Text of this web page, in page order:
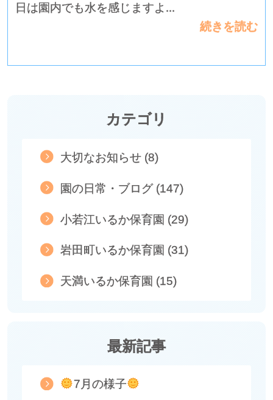
日は園内でも水を感じますよ...
続きを読む
カテゴリ
大切なお知らせ (8)
園の日常・ブログ (147)
小若江いるか保育園 (29)
岩田町いるか保育園 (31)
天満いるか保育園 (15)
最新記事
7月の様子